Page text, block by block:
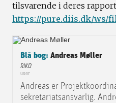
tilsvarende i deres
https://pure.diis.dk/ws/
Blå bog: Andreas Møller
RIKO
user
Andreas er
sekretariatsansvarlig.